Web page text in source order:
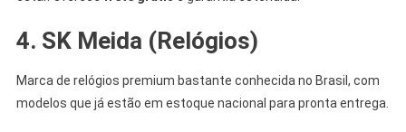
4. SK Meida (Relógios)
Marca de relógios premium bastante conhecida no Brasil, com
modelos que já estão em estoque nacional para pronta entrega.